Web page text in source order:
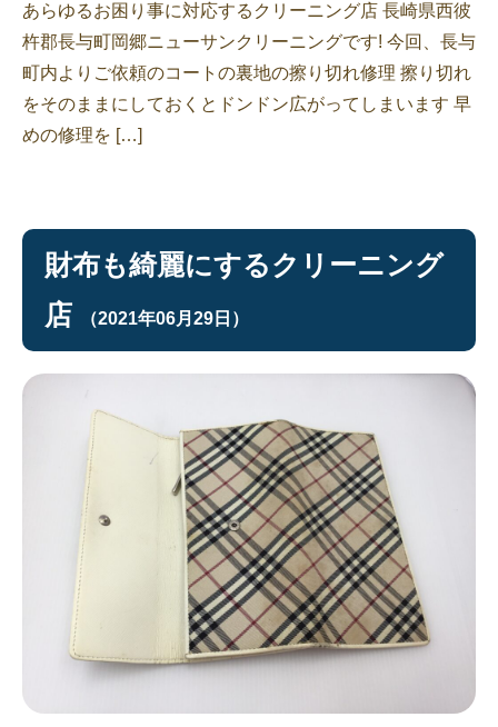
あらゆるお困り事に対応するクリーニング店 長崎県西彼
杵郡長与町岡郷ニューサンクリーニングです! 今回、長与
町内よりご依頼のコートの裏地の擦り切れ修理 擦り切れ
をそのままにしておくとドンドン広がってしまいます 早
めの修理を […]
財布も綺麗にするクリーニング
店
（2021年06月29日）